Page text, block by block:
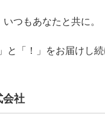
つもあなたと共に。
「！」をお届けし続
社